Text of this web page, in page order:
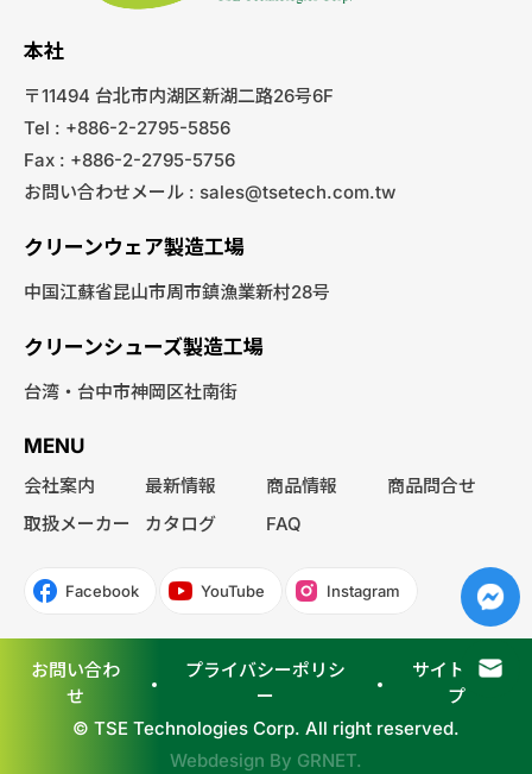
本社
〒11494 台北市内湖区新湖二路26号6F
Tel : +886-2-2795-5856
Fax : +886-2-2795-5756
お問い合わせメール : sales@tsetech.com.tw
クリーンウェア製造工場
中国江蘇省昆山市周市鎮漁業新村28号
クリーンシューズ製造工場
台湾・台中市神岡区社南街
MENU
会社案内 最新情報 商品情報
商品問合せ
取扱メーカー
カタログ FAQ
Facebook YouTube Instagram
お問い合わ
せ
プライバシーポリシ
ー
サイトマッ
プ
© TSE Technologies Corp. All right reserved.
Webdesign By GRNET.